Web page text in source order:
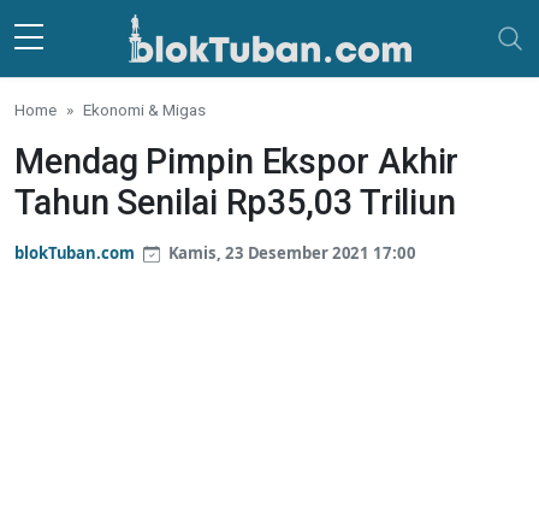
Skip to main content
Home Ekonomi & Migas
Mendag Pimpin Ekspor Akhir
Tahun Senilai Rp35,03 Triliun
blokTuban.com Kamis, 23 Desember 2021 17:00